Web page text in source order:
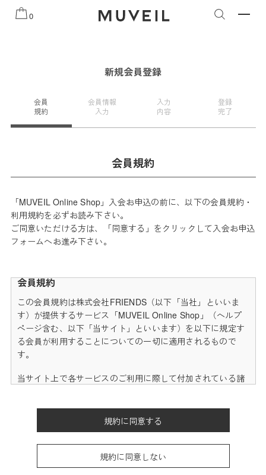
らせ 2026 AUTUMN WINTER COLLECTION 2026
0
新規会員登録
会員
規約
会員情報
入力
入力
内容
登録
完了
会員規約
「MUVEIL Online Shop」入会お申込の前に、以下の会員規約・
利用規約を必ずお読み下さい。
ご同意いただける方は、「同意する」をクリックして入会お申込
フォームへお進み下さい。
会員規約
この会員規約は株式会社FRIENDS（以下「当社」といいま
す）が提供するサービス「MUVEIL Online Shop」（ヘルプ
ページ含む、以下「当サイト」といいます）を以下に規定す
る会員が利用することについての一切に適用されるもので
す。
当サイト上で各サービスのご利用に際して付加されている諸
イトとリンクするサービスについては、当サイトのサポート
範囲外となる為、各リンク先の規約に従うものとします）
本規約の変更にご注意下さい
1. 当社は、会員の了承を得ることなく本規約を随時変更する
規約に同意しない
規約に同意する